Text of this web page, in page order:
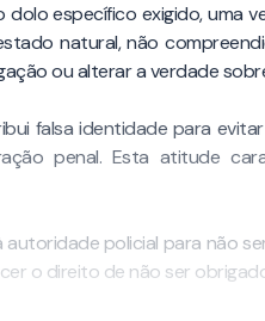
específico exigido, uma
natural, não
ou alterar a verdade
falsa identidade para
penal. Esta atitude
policial para não
o direito de não ser